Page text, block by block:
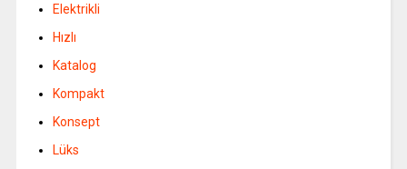
Elektrikli
Hızlı
Katalog
Kompakt
Konsept
Lüks